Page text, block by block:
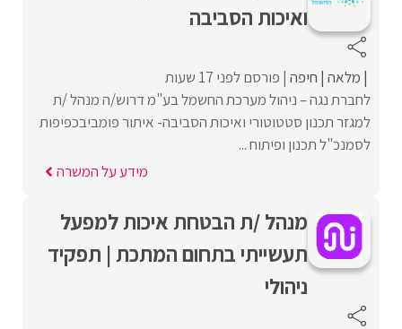
ואיכות הסביבה
מלאה חיפה פורסם לפני 17 שעות
לחברת נגה – ניהול מערכת החשמל בע"מ דרוש/ה מנהל /ת
למגזר תכנון סטטוטורי ואיכות הסביבה- איתור פומביבכפיפות
לסמנכ"ל תכנון ופיתוח ...
מידע על המשרה
מנהל /ת הבטחת איכות למפעל
תעשייתי בתחום המתכת | תפקיד
ניהולי